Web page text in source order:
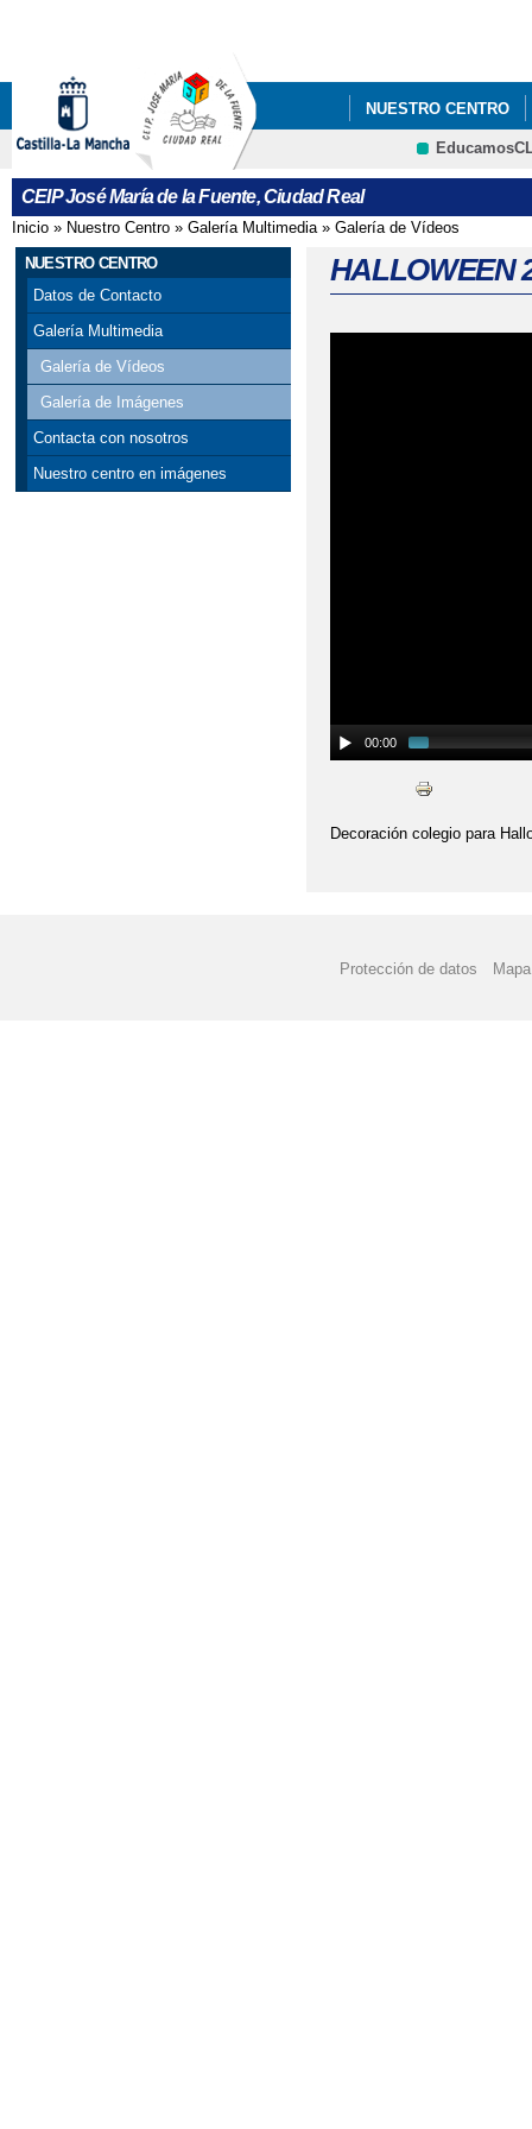
NUESTRO CENTRO
CEIP José María de la Fuente, Ciudad Real
Se encuentra usted aquí
Inicio » Nuestro Centro » Galería Multimedia» Galería de Vídeos
NUESTRO CENTRO
Datos de Contacto
Galería Multimedia
Galería de Vídeos
Galería de Imágenes
Contacta con nosotros
Nuestro centro en imágenes
HALLOWEEN
00:00
Decoración colegio para
Protección de datos